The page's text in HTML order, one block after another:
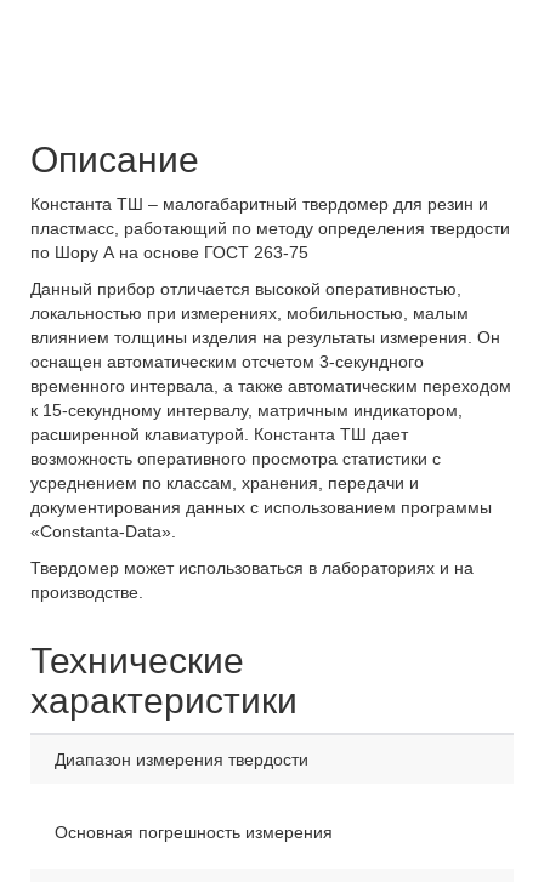
Описание
Константа ТШ – малогабаритный твердомер для резин и
пластмасс, работающий по методу определения твердости
по Шору А на основе ГОСТ 263-75
Данный прибор отличается высокой оперативностью,
локальностью при измерениях, мобильностью, малым
влиянием толщины изделия на результаты измерения. Он
оснащен автоматическим отсчетом 3-секундного
временного интервала, а также автоматическим переходом
к 15-секундному интервалу, матричным индикатором,
расширенной клавиатурой. Константа ТШ дает
возможность оперативного просмотра статистики с
усреднением по классам, хранения, передачи и
документирования данных с использованием программы
«Constanta-Data».
Твердомер может использоваться в лабораториях и на
производстве.
Технические
характеристики
Диапазон измерения твердости
Основная погрешность измерения